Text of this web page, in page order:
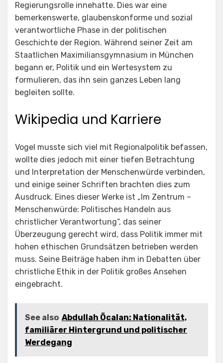
Regierungsrolle innehatte. Dies war eine
bemerkenswerte, glaubenskonforme und sozial
verantwortliche Phase in der politischen
Geschichte der Region. Während seiner Zeit am
Staatlichen Maximiliansgymnasium in München
begann er, Politik und ein Wertesystem zu
formulieren, das ihn sein ganzes Leben lang
begleiten sollte.
Wikipedia und Karriere
Vogel musste sich viel mit Regionalpolitik befassen,
wollte dies jedoch mit einer tiefen Betrachtung
und Interpretation der Menschenwürde verbinden,
und einige seiner Schriften brachten dies zum
Ausdruck. Eines dieser Werke ist „Im Zentrum –
Menschenwürde: Politisches Handeln aus
christlicher Verantwortung“, das seiner
Überzeugung gerecht wird, dass Politik immer mit
hohen ethischen Grundsätzen betrieben werden
muss. Seine Beiträge haben ihm in Debatten über
christliche Ethik in der Politik großes Ansehen
eingebracht.
See also Abdullah Öcalan: Nationalität,
familiärer Hintergrund und politischer
Werdegang